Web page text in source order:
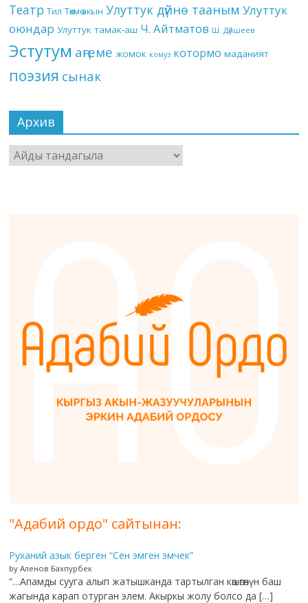
Театр Тил Төкмө акын Улуттук дүйнө тааным Улуттук
оюндар Улуттук тамак-аш Ч. Айтматов Ш. Дүйшеев
Эстутум аңгеме жомок комуз котормо маданият
поэзия сынак
Архив
Архив
"Адабий ордо" сайтынан:
Руханий азык берген “Сен эмген эмчек”
by Аленов Бахпурбек
“…Апамды сууга алып жатышканда тартылган көшөгөнүн баш
жагында карап отурган элем. Акыркы жолу болсо да […]